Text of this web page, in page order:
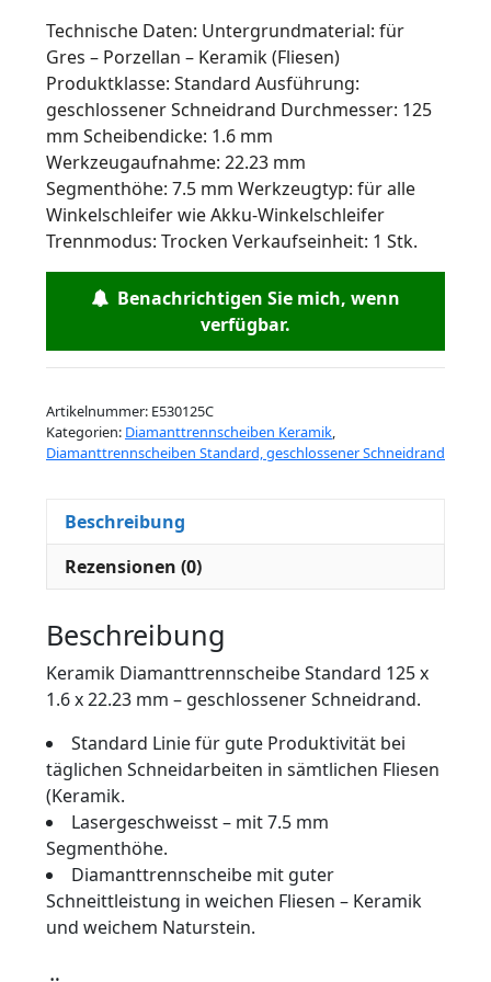
Technische Daten: Untergrundmaterial: für
Gres – Porzellan – Keramik (Fliesen)
Produktklasse: Standard Ausführung:
geschlossener Schneidrand Durchmesser: 125
mm Scheibendicke: 1.6 mm
Werkzeugaufnahme: 22.23 mm
Segmenthöhe: 7.5 mm Werkzeugtyp: für alle
Winkelschleifer wie Akku-Winkelschleifer
Trennmodus: Trocken Verkaufseinheit: 1 Stk.
Benachrichtigen Sie mich, wenn
verfügbar.
Artikelnummer: E530125C
Kategorien: Diamanttrennscheiben Keramik,
Diamanttrennscheiben Standard, geschlossener Schneidrand
Beschreibung
Rezensionen (0)
Beschreibung
Keramik Diamanttrennscheibe Standard 125 x
1.6 x 22.23 mm – geschlossener Schneidrand.
Standard Linie für gute Produktivität bei
täglichen Schneidarbeiten in sämtlichen Fliesen
(Keramik.
Lasergeschweisst – mit 7.5 mm
Segmenthöhe.
Diamanttrennscheibe mit guter
Schneittleistung in weichen Fliesen – Keramik
und weichem Naturstein.